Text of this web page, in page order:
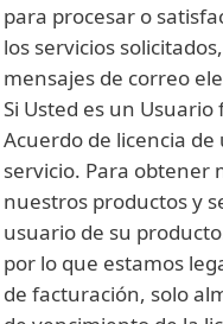
para procesar o
los servicios
mensajes de correo
Si Usted es un
Acuerdo de licencia
servicio. Para obtener
nuestros productos y
usuario de su
por lo que estamos
de facturación, solo